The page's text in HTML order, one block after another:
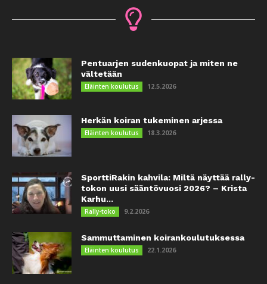
Pentuarjen sudenkuopat ja miten ne
vältetään
Eläinten koulutus 12.5.2026
Herkän koiran tukeminen arjessa
Eläinten koulutus 18.3.2026
SporttiRakin kahvila: Miltä näyttää rally-
tokon uusi sääntövuosi 2026? – Krista
Karhu...
Rally-toko 9.2.2026
Sammuttaminen koirankoulutuksessa
Eläinten koulutus 22.1.2026